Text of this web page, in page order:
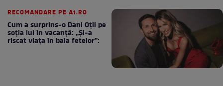
RECOMANDARE PE A1.RO
Cum a surprins-o Dani Oțil pe
soția lui în vacanță: „Și-a
riscat viața în baia fetelor”: